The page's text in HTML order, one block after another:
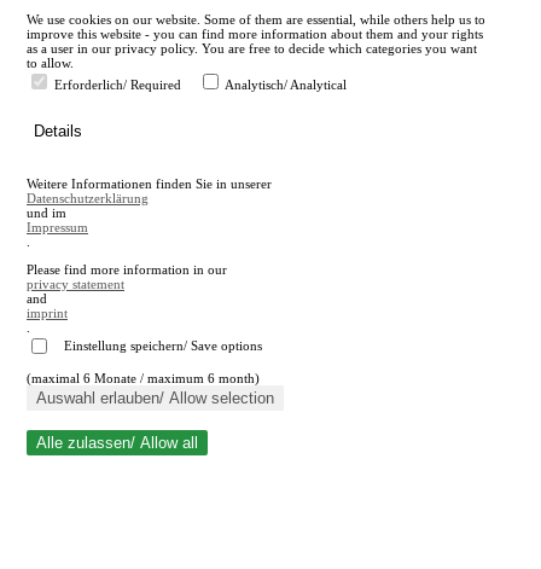
en
A
A
Suche schließen
We use cookies on our website. Some of them are essential, while others help us to
improve this website - you can find more information about them and your rights
as a user in our privacy policy. You are free to decide which categories you want
to allow.
Erforderlich/ Required
Analytisch/ Analytical
Details
Weitere Informationen finden Sie in unserer
Datenschutzerklärung
und im
Impressum
Please find more information in our
privacy statement
and
imprint
Einstellung speichern/ Save options
(maximal 6 Monate / maximum 6 month)
Auswahl erlauben/ Allow selection
Alle zulassen/ Allow all